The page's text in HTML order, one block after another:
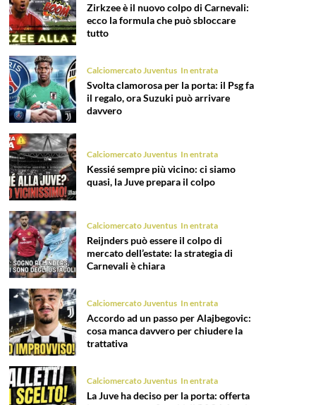
Zirkzee è il nuovo colpo di Carnevali:
ecco la formula che può sbloccare
tutto
Calciomercato Juventus In entrata
Svolta clamorosa per la porta: il Psg fa
il regalo, ora Suzuki può arrivare
davvero
Calciomercato Juventus In entrata
Kessié sempre più vicino: ci siamo
quasi, la Juve prepara il colpo
Calciomercato Juventus In entrata
Reijnders può essere il colpo di
mercato dell’estate: la strategia di
Carnevali è chiara
Calciomercato Juventus In entrata
Accordo ad un passo per Alajbegovic:
cosa manca davvero per chiudere la
trattativa
Calciomercato Juventus In entrata
La Juve ha deciso per la porta: offerta